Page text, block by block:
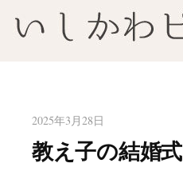
2025年3月28日
教え子の結婚式